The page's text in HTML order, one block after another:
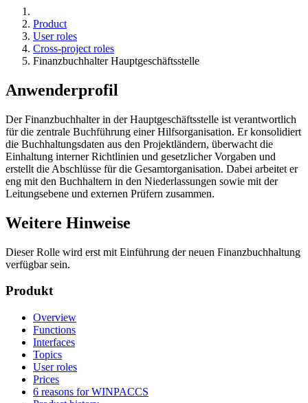
Product
User roles
Cross-project roles
Finanzbuchhalter Hauptgeschäftsstelle
Anwenderprofil
Der Finanzbuchhalter in der Hauptgeschäftsstelle ist verantwortlich
für die zentrale Buchführung einer Hilfsorganisation. Er konsolidiert
die Buchhaltungsdaten aus den Projektländern, überwacht die
Einhaltung interner Richtlinien und gesetzlicher Vorgaben und
erstellt die Abschlüsse für die Gesamtorganisation. Dabei arbeitet er
eng mit den Buchhaltern in den Niederlassungen sowie mit der
Leitungsebene und externen Prüfern zusammen.
Weitere Hinweise
Dieser Rolle wird erst mit Einführung der neuen Finanzbuchhaltung
verfügbar sein.
Produkt
Overview
Functions
Interfaces
Topics
User roles
Prices
6 reasons for WINPACCS